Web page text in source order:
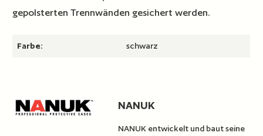
gepolsterten Trennwänden gesichert werden.
Farbe: schwarz
NANUK
NANUK entwickelt und baut seine